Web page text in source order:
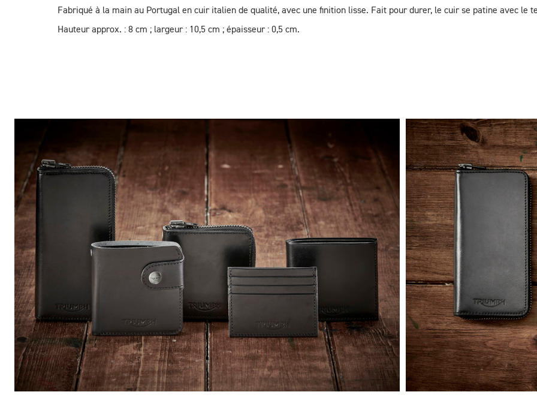
Fabriqué à la main au Portugal en cuir italien de qualité, avec une finition lisse. Fait pour durer, le cuir se patine avec le
Hauteur approx. : 8 cm ; largeur : 10,5 cm ; épaisseur : 0,5 cm.